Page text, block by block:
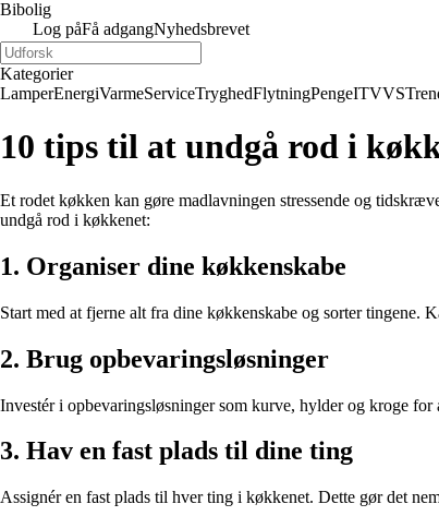
Bibolig
Log påFå adgangNyhedsbrevet
Kategorier
LamperEnergiVarmeServiceTryghedFlytningPengeITVVS
10 tips til at undgå rod i
Et rodet køkken kan gøre madlavningen stressende og
undgå rod i køkkenet:
1. Organiser dine køkkenskabe
Start med at fjerne alt fra dine køkkenskabe og sorter tingene.
2. Brug opbevaringsløsninger
Investér i opbevaringsløsninger som kurve, hylder og kroge
3. Hav en fast plads til dine ting
Assignér en fast plads til hver ting i køkkenet. Dette gør det